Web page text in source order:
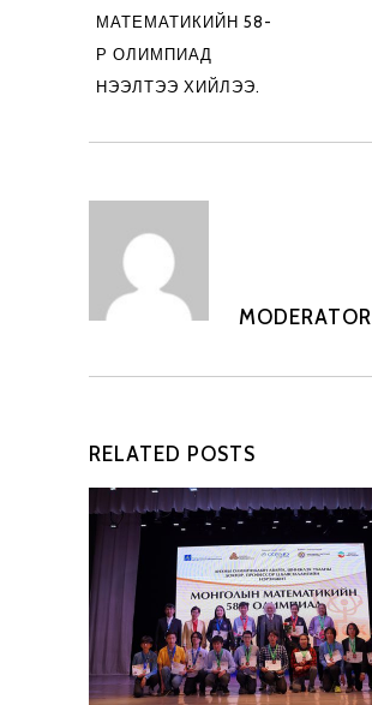
МАТЕМАТИКИЙН 58-
Р ОЛИМПИАД
НЭЭЛТЭЭ ХИЙЛЭЭ.
MODERATOR
RELATED POSTS